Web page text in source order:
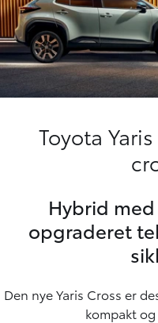
Toyota
Hybrid med
opgraderet
Den nye Yaris Cross er
kompakt